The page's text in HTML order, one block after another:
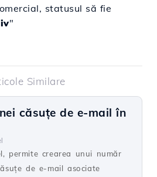
statusul să fie
"
Similare
căsuţe de e-mail în
permite crearea unui număr
de e-mail asociate